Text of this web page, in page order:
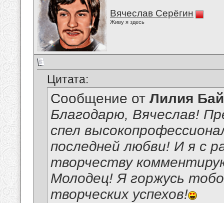
Вячеслав Серёгин
Живу я здесь
Цитата:
Сообщение от Лилия
Благодарю, Вячеслав!
спел
последней любви! И я с
творчеству
Молодец! Я горжусь
творческих успехов!